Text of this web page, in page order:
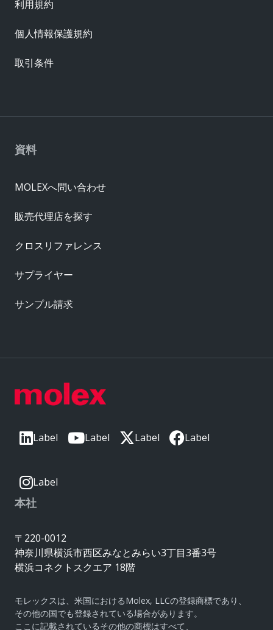
Label Label Label Label
Label
本社
〒220-0012
神奈川県横浜市西区みなとみらい3丁目3番3号
横浜コネクトスクエア 18階
モレックスは、米国におけるMolex, LLCの登録商標であり、
その他の国でも登録されている場合があります。
ここに記載されているその他の商標はすべて、
資料
MOLEXへ問い合わせ
販売代理店を探す
クロスリファレンス
サプライヤー
サンプル請求
利用規約
個人情報保護規約
取引条件